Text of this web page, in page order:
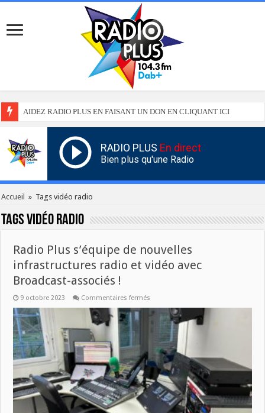
AIDEZ RADIO PLUS EN FAISANT UN DON EN CLIQUANT ICI
RADIO PLUS En direct
Bien plus qu'une Radio
Accueil » Tags vidéo radio
Tagsvidéo radio
Radio Plus s’équipe de nouvelles
infrastructures radio et vidéo avec
Broadcast-associés !
9 octobre 2023 Commentaires fermés
Plus
s’équipe
nouvelles
infrastructures
radio
et
vidéo
avec
Broadcast-
associés !